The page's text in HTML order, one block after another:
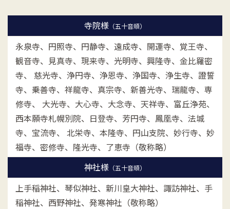
寺院様 （五十音順）
永泉寺、円照寺、円静寺、遠成寺、開運寺、覚王寺、
観音寺、見真寺、現来寺、光明寺、興隆寺、金比羅密
寺、
慈光寺、浄円寺、浄恩寺、浄国寺、浄生寺、證誓
寺、乗善寺、祥龍寺、真宗寺、新善光寺、瑞龍寺、専
修寺、
大光寺、大心寺、大念寺、天祥寺、富丘浄苑、
西本願寺札幌別院、日登寺、芳円寺、鳳凰寺、法城
寺、宝流寺、 北栄寺、本隆寺、円山支院、妙行寺、妙
福寺、密修寺、隆光寺、了恵寺（敬称略）
神社様 （五十音順）
上手稲神社、琴似神社、新川皇大神社、諏訪神社、手
稲神社、西野神社、発寒神社（敬称略）